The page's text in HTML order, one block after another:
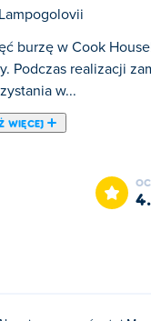
Lampogolovii
burzę w Cook
Podczas realizacji
w...
WIĘCEJ
restaurację
klientom! Czy
poruszać